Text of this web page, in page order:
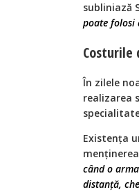
subliniază
poate folosi
În zilele
realizarea
Existența
când o
distanță,